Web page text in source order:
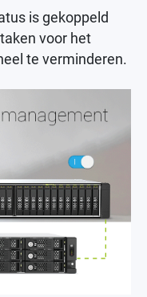
is gekoppeld
voor het
te verminderen.